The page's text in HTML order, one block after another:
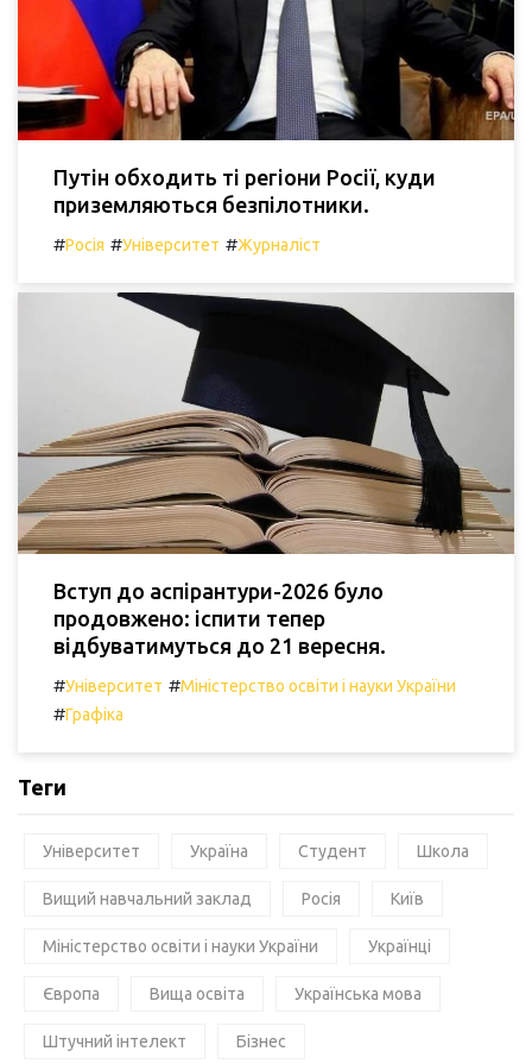
Путін обходить ті регіони Росії, куди
приземляються безпілотники.
#Росія #Університет #Журналіст
Вступ до аспірантури-2026 було
продовжено: іспити тепер
відбуватимуться до 21 вересня.
#Університет #Міністерство освіти і науки України
#Графіка
Теги
Університет Україна Студент Школа
Вищий навчальний заклад Росія Київ
Міністерство освіти і науки України Українці
Європа Вища освіта Українська мова
Штучний інтелект Бізнес